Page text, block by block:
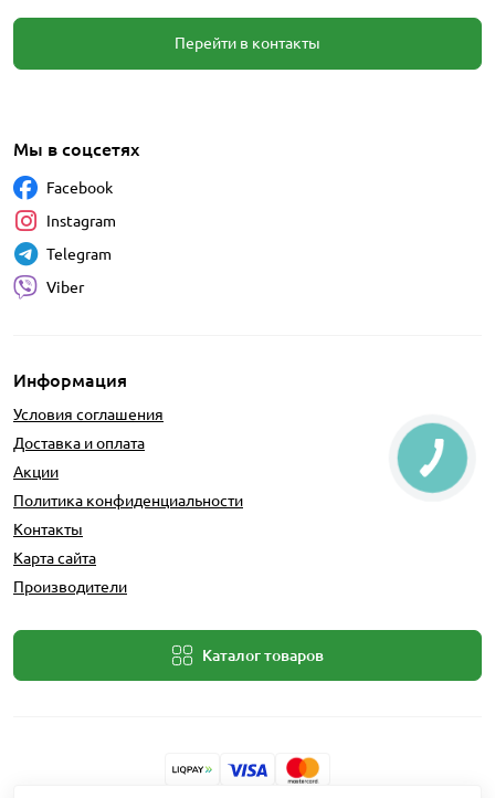
Перейти в контакты
Информация
Условия соглашения
Доставка и оплата
Акции
Политика конфиденциальности
Контакты
Карта сайта
Производители
Каталог товаров
Мы в соцсетях
Facebook
Instagram
Telegram
Viber